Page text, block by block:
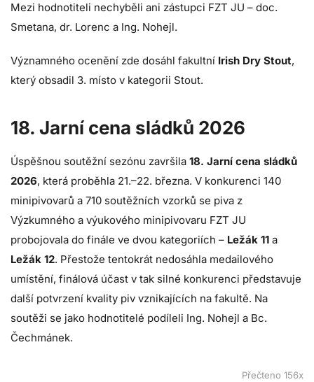
Mezi hodnotiteli nechyběli ani zástupci FZT JU – doc.
Smetana, dr. Lorenc a Ing. Nohejl.
Významného ocenění zde dosáhl fakultní Irish Dry Stout,
který obsadil 3. místo v kategorii Stout.
18. Jarní cena sládků 2026
Úspěšnou soutěžní sezónu završila 18. Jarní cena sládků
2026, která proběhla 21.–22. března. V konkurenci 140
minipivovarů a 710 soutěžních vzorků se piva z
Výzkumného a výukového minipivovaru FZT JU
probojovala do finále ve dvou kategoriích – Ležák 11 a
Ležák 12. Přestože tentokrát nedosáhla medailového
umístění, finálová účast v tak silné konkurenci představuje
další potvrzení kvality piv vznikajících na fakultě. Na
soutěži se jako hodnotitelé podíleli Ing. Nohejl a Bc.
Čechmánek.
Přečteno 156x